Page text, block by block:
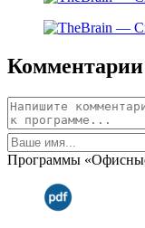
Комментарии
Программы